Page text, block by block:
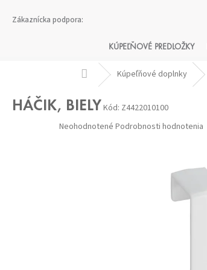
KÚPEĽŇOVÉ PREDLOŽKY
DomovKúpeľňové doplnky
HÁČIK, BIELY Kód: Z4422010100
Priemerné
hodnotenie
Neohodnotené Podrobnosti hodnotenia